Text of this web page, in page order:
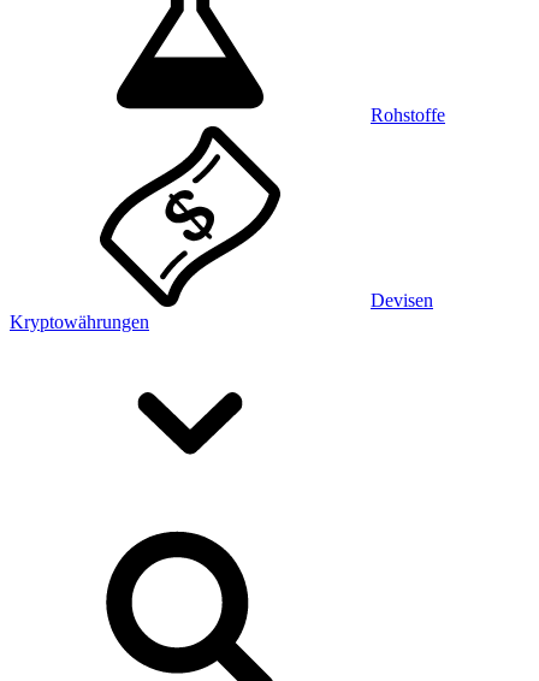
Rohstoffe
Devisen
Kryptowährungen